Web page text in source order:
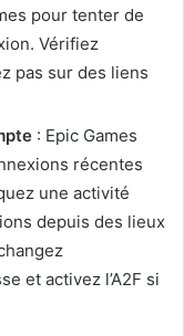
pour tenter de
Vérifiez
pas sur des liens
: Epic Games
récentes
une activité
depuis des lieux
et activez l’A2F si